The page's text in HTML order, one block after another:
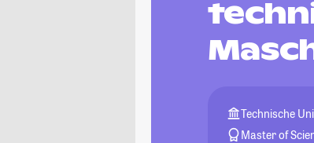
Technische
Master of